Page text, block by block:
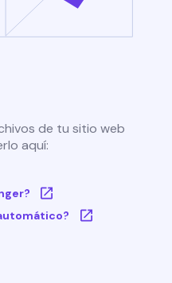
de tu sitio web
aquí: